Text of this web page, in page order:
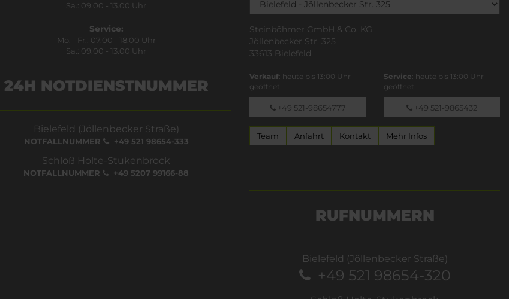
Sa.: 09.00 - 13.00 Uhr
Service:
Mo. - Fr.: 07.00 - 18.00 Uhr
Sa.: 09.00 - 13.00 Uhr
24H NOTDIENSTNUMMER
Bielefeld (Jöllenbecker Straße)
NOTFALLNUMMER +49 521 98654-333
Schloß Holte-Stukenbrock
NOTFALLNUMMER +49 5207 99166-88
Steinböhmer GmbH & Co. KG
Jöllenbecker Str. 325
33613 Bielefeld
Verkauf: heute bis 13:00 Uhr
geöffnet
+49 521-98654777
Service: heute bis 13:00 Uhr
geöffnet
+49 521-9865432
Team Anfahrt Kontakt Mehr Infos
RUFNUMMERN
Bielefeld (Jöllenbecker Straße)
+49 521 98654-320